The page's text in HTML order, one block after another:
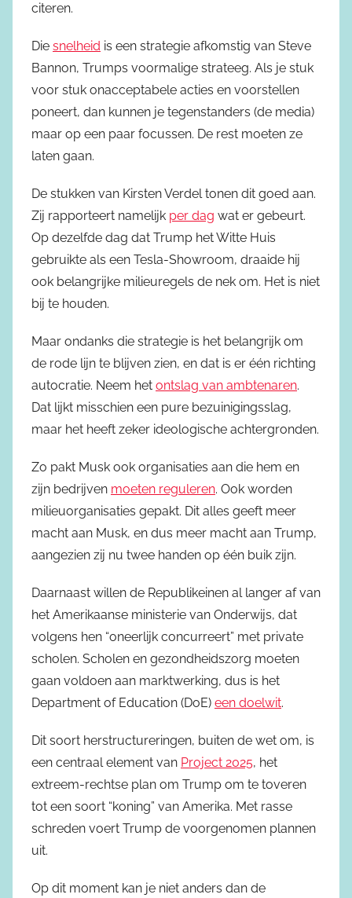
citeren.
Die snelheid is een strategie afkomstig van Steve
Bannon, Trumps voormalige strateeg. Als je stuk
voor stuk onacceptabele acties en voorstellen
poneert, dan kunnen je tegenstanders (de media)
maar op een paar focussen. De rest moeten ze
laten gaan.
De stukken van Kirsten Verdel tonen dit goed aan.
Zij rapporteert namelijk per dag wat er gebeurt.
Op dezelfde dag dat Trump het Witte Huis
gebruikte als een Tesla-Showroom, draaide hij
ook belangrijke milieuregels de nek om. Het is niet
bij te houden.
Maar ondanks die strategie is het belangrijk om
de rode lijn te blijven zien, en dat is er één richting
autocratie. Neem het ontslag van ambtenaren.
Dat lijkt misschien een pure bezuinigingsslag,
maar het heeft zeker ideologische achtergronden.
Zo pakt Musk ook organisaties aan die hem en
zijn bedrijven moeten reguleren. Ook worden
milieuorganisaties gepakt. Dit alles geeft meer
macht aan Musk, en dus meer macht aan Trump,
aangezien zij nu twee handen op één buik zijn.
Daarnaast willen de Republikeinen al langer af van
het Amerikaanse ministerie van Onderwijs, dat
volgens hen “oneerlijk concurreert” met private
scholen. Scholen en gezondheidszorg moeten
gaan voldoen aan marktwerking, dus is het
Department of Education (DoE) een doelwit.
Dit soort herstructureringen, buiten de wet om, is
een centraal element van Project 2025, het
extreem-rechtse plan om Trump om te toveren
tot een soort “koning” van Amerika. Met rasse
schreden voert Trump de voorgenomen plannen
uit.
Op dit moment kan je niet anders dan de